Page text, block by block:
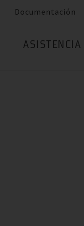
Documentación
ASISTENCIA